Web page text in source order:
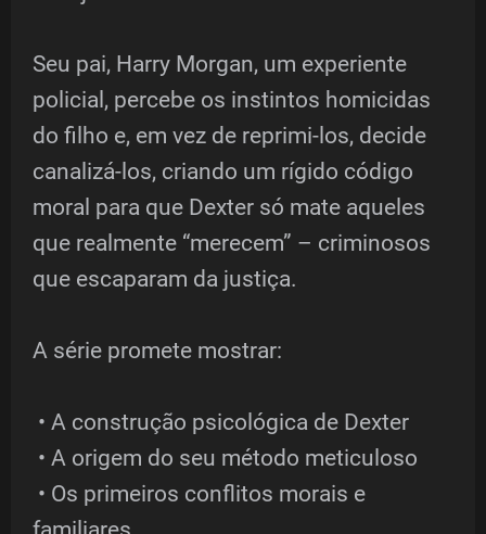
Seu pai, Harry Morgan, um experiente
policial, percebe os instintos homicidas
do filho e, em vez de reprimi-los, decide
canalizá-los, criando um rígido código
moral para que Dexter só mate aqueles
que realmente “merecem” – criminosos
que escaparam da justiça.
A série promete mostrar:
• A construção psicológica de Dexter
• A origem do seu método meticuloso
• Os primeiros conflitos morais e